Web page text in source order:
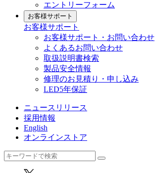
エントリーフォーム
お客様サポート
お客様サポート
お客様サポート・お問い合わせ
よくあるお問い合わせ
取扱説明書検索
製品安全情報
修理のお見積り・申し込み
LED5年保証
ニュースリリース
採用情報
English
オンラインストア